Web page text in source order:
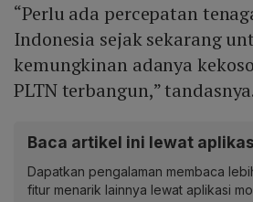
“Perlu ada percepatan
Indonesia sejak sekarang
kemungkinan adanya
PLTN terbangun,”
Baca artikel ini lewat
Dapatkan pengalaman membaca
fitur menarik lainnya lewat aplikasi